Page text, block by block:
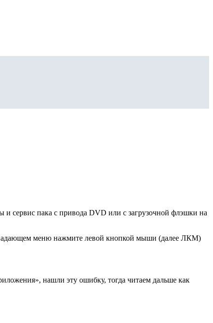
и сервис пака с привода DVD или с загрузочной флэшки на
меню нажмите левой кнопкой мыши (далее ЛКМ)
нашли эту ошибку, тогда читаем дальше как